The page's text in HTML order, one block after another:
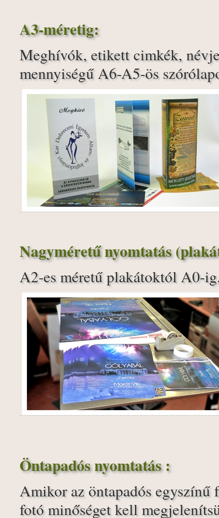
A3-méretig:
Meghívók, etikett cimkék,
mennyiségű A6-A5-ös
Nagyméretű nyomtatás
A2-es méretű plakátoktól A0-
Öntapadós nyomtatás :
Amikor az öntapadós egyszínű
fotó minőséget kell